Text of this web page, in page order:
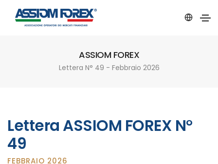
ASSIOM FOREX
Lettera N° 49 - Febbraio 2026
Lettera ASSIOM FOREX N°
49
FEBBRAIO 2026